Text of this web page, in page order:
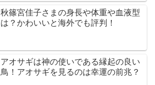
秋篠宮佳子さまの身長や体重や血液型
は？かわいいと海外でも評判！
アオサギは神の使いである縁起の良い
鳥！アオサギを見るのは幸運の前兆？